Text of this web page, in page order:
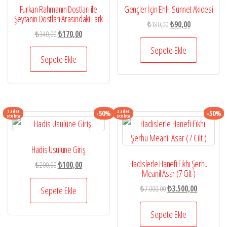
Furkan Rahmanın Dostları ile
Şeytanın Dostları Arasındaki Fark
₺340,00Orijinal
fiyat:
₺340,00.
₺170,00Şu
andaki
₺170,00.
Sepete Ekle
Gençler İçin Ehl-i Sünnet Akidesi
₺180,00Orijinal
fiyat:
₺180,00.
₺90,00Şu
andaki
₺90,00.
Sepete Ekle
7 adet
stokta -50%
Hadis Usulüne Giriş
₺200,00Orijinal
fiyat:
₺200,00.
₺100,00Şu
andaki
₺100,00.
Sepete Ekle
2 adet
stokta -50%
Hadislerle Hanefi Fıkhı Şerhu
Meanil Asar (7 Cilt )
₺7.000,00Orijinal
fiyat:
₺7.000,00.
₺3.500,00Şu
andaki
Sepete Ekle